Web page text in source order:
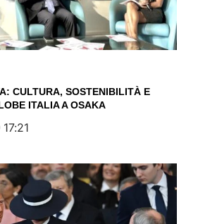
CULTURA, SOSTENIBILITÀ E
ITALIA A OSAKA
17:21